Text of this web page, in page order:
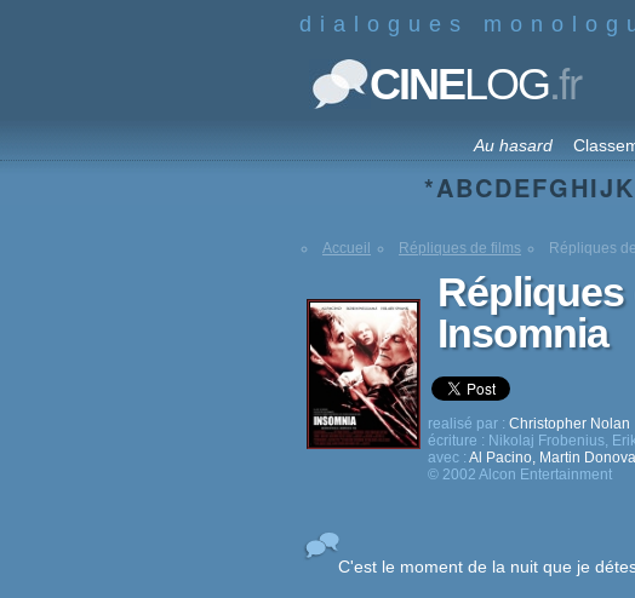
dialogues
CINELOG.fr
Au hasard
*ABCDEFGHIJK
Accueil Répliques de films Répliques
Répliques
Insomnia
realisé par : Christopher Nolan
écriture : Nikolaj Frobenius,
avec : Al Pacino, Martin
© 2002 Alcon Entertainment
C'est le moment de la nuit que je